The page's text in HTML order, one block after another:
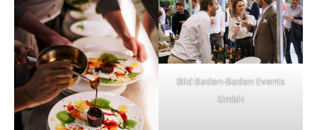
Bild Baden-Baden Events
GmbH